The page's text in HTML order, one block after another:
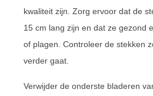
kwaliteit zijn. Zorg ervoor dat de
15 cm lang zijn en dat ze gezond
of plagen. Controleer de stekken
verder gaat.
Verwijder de onderste bladeren